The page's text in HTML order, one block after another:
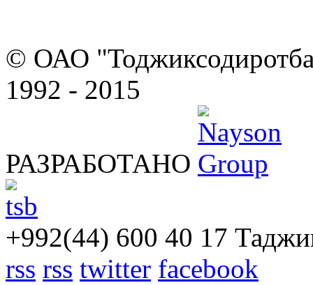
© ОАО
1992 - 2015
РАЗРАБОТАНО
+992(44) 600 40 17
rss rss twitter facebook